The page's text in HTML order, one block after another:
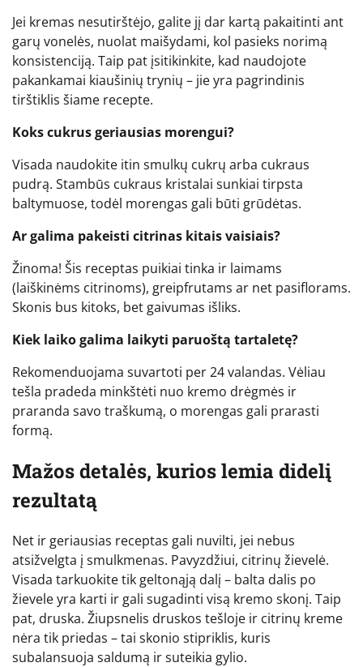
Jei kremas nesutirštėjo, galite jį dar kartą pakaitinti ant
garų vonelės, nuolat maišydami, kol pasieks norimą
konsistenciją. Taip pat įsitikinkite, kad naudojote
pakankamai kiaušinių trynių – jie yra pagrindinis
tirštiklis šiame recepte.
Koks cukrus geriausias morengui?
Visada naudokite itin smulkų cukrų arba cukraus
pudrą. Stambūs cukraus kristalai sunkiai tirpsta
baltymuose, todėl morengas gali būti grūdėtas.
Ar galima pakeisti citrinas kitais vaisiais?
Žinoma! Šis receptas puikiai tinka ir laimams
(laiškinėms citrinoms), greipfrutams ar net pasiflorams.
Skonis bus kitoks, bet gaivumas išliks.
Kiek laiko galima laikyti paruoštą tartaletę?
Rekomenduojama suvartoti per 24 valandas. Vėliau
tešla pradeda minkštėti nuo kremo drėgmės ir
praranda savo traškumą, o morengas gali prarasti
formą.
Mažos detalės, kurios lemia didelį
rezultatą
Net ir geriausias receptas gali nuvilti, jei nebus
atsižvelgta į smulkmenas. Pavyzdžiui, citrinų žievelė.
Visada tarkuokite tik geltonąją dalį – balta dalis po
žievele yra karti ir gali sugadinti visą kremo skonį. Taip
pat, druska. Žiupsnelis druskos tešloje ir citrinų kreme
nėra tik priedas – tai skonio stipriklis, kuris
subalansuoja saldumą ir suteikia gylio.